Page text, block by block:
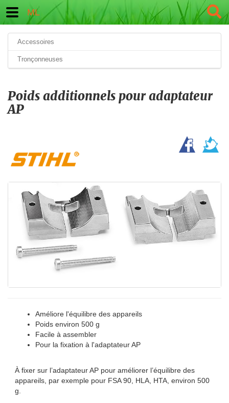
ML
Accessoires
Tronçonneuses
Poids additionnels pour adaptateur
AP
Améliore l'équilibre des appareils
Poids environ 500 g
Facile à assembler
Pour la fixation à l'adaptateur AP
À fixer sur l’adaptateur AP pour améliorer l’équilibre des
appareils, par exemple pour FSA 90, HLA, HTA, environ 500
g.